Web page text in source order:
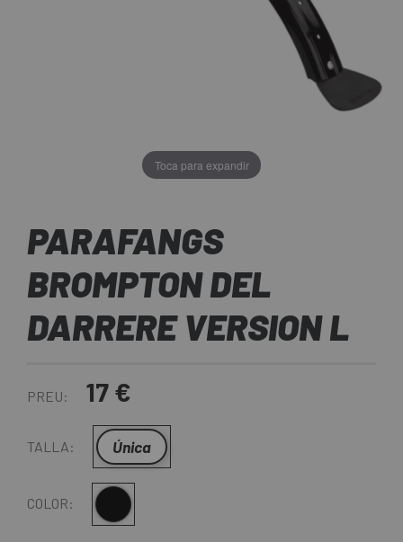
Toca para expandir
PARAFANGS
BROMPTON DEL
DARRERE VERSION L
PREU: 17 €
TALLA: Única
COLOR: Negre